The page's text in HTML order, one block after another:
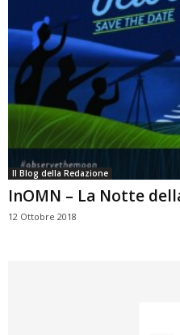
Il Blog della Redazione
InOMN – La Notte
12 Ottobre 2018